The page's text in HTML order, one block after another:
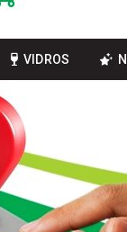
VIDROS